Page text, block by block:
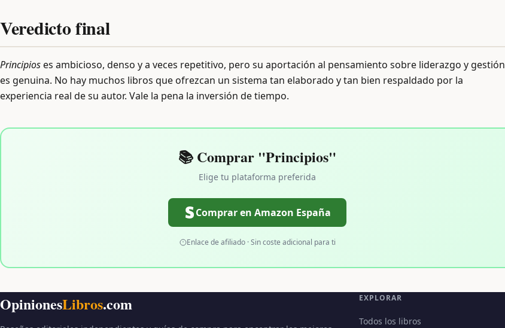
Veredicto final
Principioses ambicioso, denso y a veces repetitivo, pero su aportación al pensamiento sobre liderazgo y gestión
es genuina. No hay muchos libros que ofrezcan un sistema tan elaborado y tan bien respaldado por la
experiencia real de su autor. Vale la pena la inversión de tiempo.
📚 Comprar "Principios"
Elige tu plataforma preferida
Comprar en Amazon España
Enlace de afiliado · Sin coste adicional para ti
OpinionesLibros.com EXPLORAR
Todos los libros